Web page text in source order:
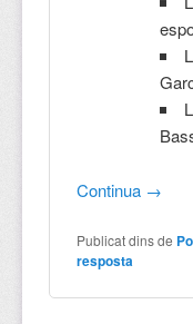
Continua →
Publicat dins de
resposta